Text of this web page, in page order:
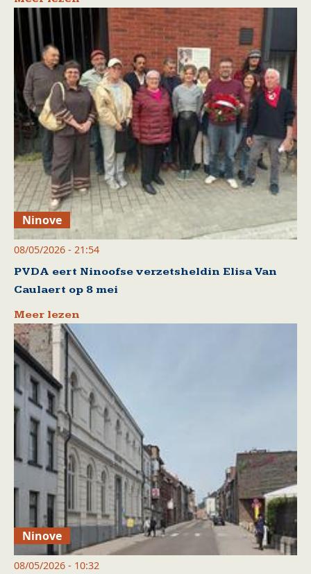
Ninove
08/05/2026 - 21:54
PVDA eert Ninoofse verzetsheldin Elisa Van
Caulaert op 8 mei
Meer lezen
Ninove
08/05/2026 - 10:32